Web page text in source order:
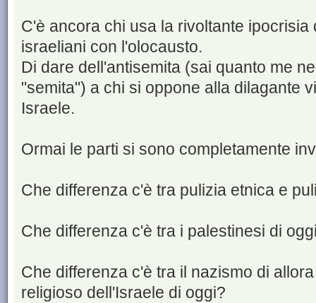
C'è ancora chi usa la rivoltante ipocrisia
israeliani con l'olocausto.
Di dare dell'antisemita (sai quanto me
"semita") a chi si oppone alla dilagante
Israele.
Ormai le parti si sono completamente
Che differenza c'è tra pulizia etnica e
Che differenza c'è tra i palestinesi di
Che differenza c'è tra il nazismo di
religioso dell'Israele di oggi?